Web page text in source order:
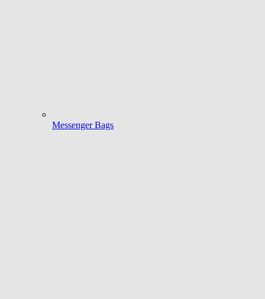
Messenger Bags